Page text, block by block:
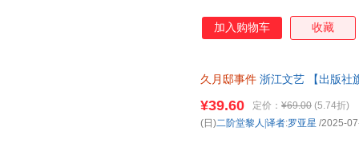
加入购物车 收藏
久月邸事件 浙江文艺 【出版社
¥39.60 定价： ¥69.00 (5.74折)
(日)二阶堂黎人|译者:罗亚星 /2025-